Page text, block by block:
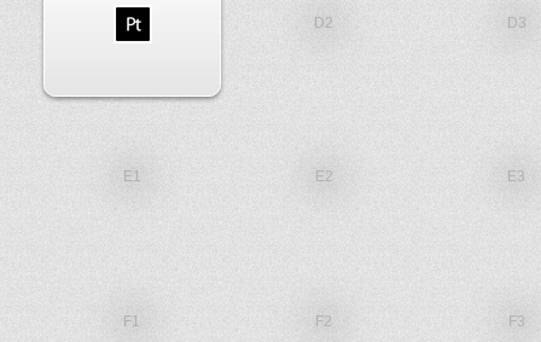
D2 D3
E1 E2 E3
F1 F2 F3